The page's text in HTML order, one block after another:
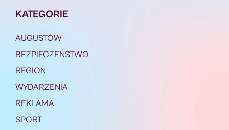
KATEGORIE
AUGUSTÓW
BEZPIECZEŃSTWO
REGION
WYDARZENIA
REKLAMA
SPORT